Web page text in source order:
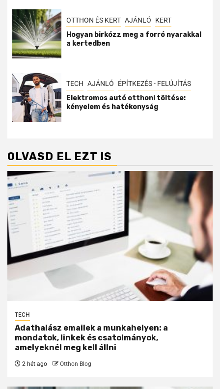
OTTHON ÉS KERT AJÁNLÓ KERT
Hogyan birkózz meg a forró nyarakkal
a kertedben
TECH AJÁNLÓ ÉPÍTKEZÉS - FELÚJÍTÁS
Elektromos autó otthoni töltése:
kényelem és hatékonyság
OLVASD EL EZT IS
TECH
Adathalász emailek a munkahelyen: a
mondatok, linkek és csatolmányok,
amelyeknél meg kell állni
2 hét ago Otthon Blog